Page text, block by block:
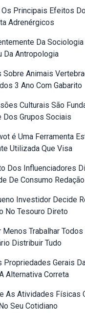
Os Principais Efeitos
Adrenérgicos
Da Sociologia
Da Antropologia
Sobre Animais
3 Ano Com Gabarito
Culturais São
Dos Grupos Sociais
é Uma Ferramenta
Utilizada Que Visa
Dos Influenciadores
De Consumo Redação
Investidor Decide
No Tesouro Direto
Menos Trabalhar
Distribuir Tudo
Propriedades Gerais
Alternativa Correta
As Atividades Físicas
Seu Cotidiano